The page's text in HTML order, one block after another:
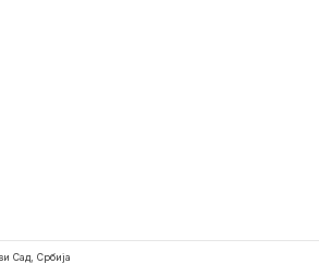
Сад, Србија